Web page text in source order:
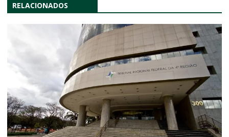
RELACIONADOS